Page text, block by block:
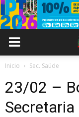
Inicio Sec. Saúde
23/02 –
Secretaria